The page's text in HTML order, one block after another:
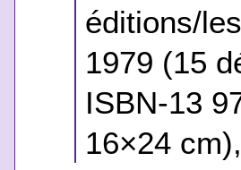
éditions/
1979 (15
ISBN-13
16×24